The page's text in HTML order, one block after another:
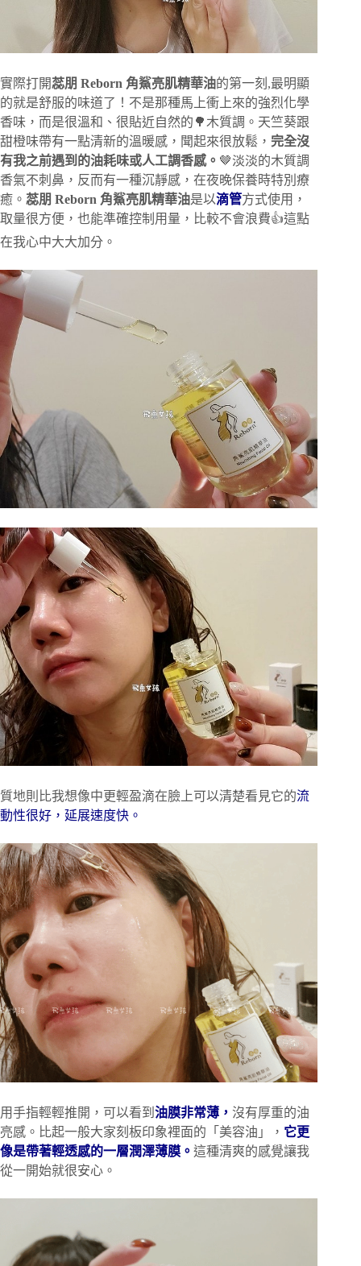
實際打開蕊朋 Reborn 角鯊亮肌精華油的第一刻,最明顯
的就是舒服的味道了！不是那種馬上衝上來的強烈化學
香味，而是很溫和、很貼近自然的🌳木質調。天竺葵跟
甜橙味帶有一點清新的溫暖感，聞起來很放鬆， 完全沒
有我之前遇到的油耗味或人工調香感。 🤎淡淡的木質調
香氣不刺鼻，反而有一種沉靜感，在夜晚保養時特別療
癒。 蕊朋 Reborn 角鯊亮肌精華油是以滴管方式使用，
取量很方便，也能準確控制用量，比較不會浪費👍這點
在我心中大大加分。
質地則比我想像中更輕盈滴在臉上可以清楚看見它的流
動性很好，延展速度快。
用手指輕輕推開，可以看到 油膜非常薄， 沒有厚重的油
亮感。比起一般大家刻板印象裡面的「美容油」， 它更
像是帶著輕透感的一層潤澤薄膜。 這種清爽的感覺讓我
從一開始就很安心。